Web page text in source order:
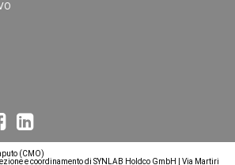
(CMO)
e coordinamento di SYNLAB Holdco GmbH | Via Martiri